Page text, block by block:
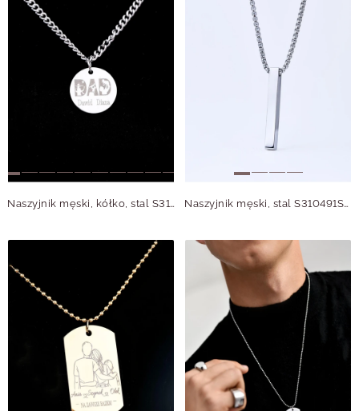
Naszyjnik męski, kółko, stal S310492S00 Naszyjnik męski, stal S310491S00